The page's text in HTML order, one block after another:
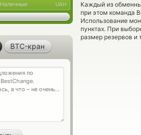
Каждый из
при этом команда
Использование
пунктах. При
размер резервов и
Наличные UAH
BTC-кран